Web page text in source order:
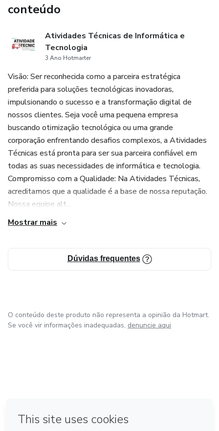
conteúdo
Atividades Técnicas de Informática e
Tecnologia
3 Ano Hotmarter
Visão: Ser reconhecida como a parceira estratégica
preferida para soluções tecnológicas inovadoras,
impulsionando o sucesso e a transformação digital de
nossos clientes. Seja você uma pequena empresa
buscando otimização tecnológica ou uma grande
corporação enfrentando desafios complexos, a Atividades
Técnicas está pronta para ser sua parceira confiável em
todas as suas necessidades de informática e tecnologia.
Compromisso com a Qualidade: Na Atividades Técnicas,
acreditamos que a qualidade é a base de nossa reputação.
Nossa equipe alt...
Mostrar mais
Dúvidas frequentes
O conteúdo deste produto não representa a opinião da Hotmart.
Se você vir informações inadequadas, denuncie aqui
Feito com ❤ em Bogotá